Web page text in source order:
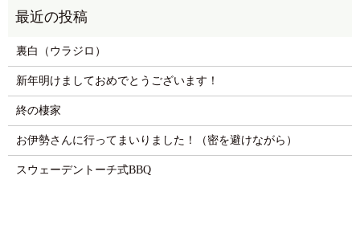
裏白（ウラジロ）
新年明けましておめでとうございます！
終の棲家
お伊勢さんに行ってまいりました！（密を避けながら）
スウェーデントーチ式BBQ